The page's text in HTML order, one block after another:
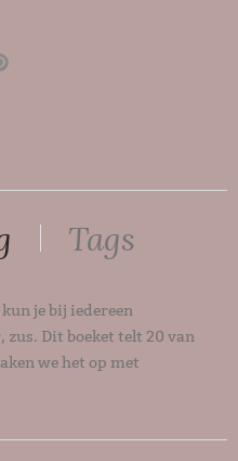
Tags
je bij iedereen
zus. Dit boeket telt 20 van
we het op met